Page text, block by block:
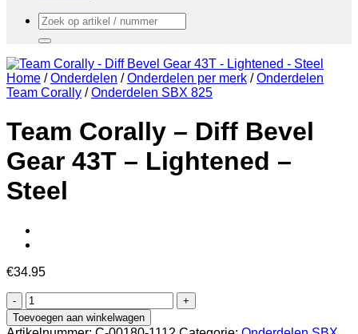
Zoeken
naar:
Home / Onderdelen / Onderdelen per merk / Onderdelen
Team Corally / Onderdelen SBX 825
Team Corally – Diff Bevel
Gear 43T – Lightened –
Steel
€34.95
Team
Corally
-
Toevoegen aan winkelwagen